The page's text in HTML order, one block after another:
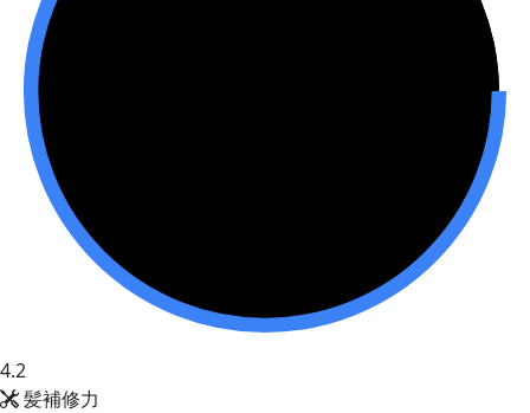
4.2
髪補修力